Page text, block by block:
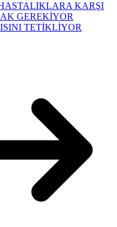
KARŞI
GEREKİYOR
TETİKLİYOR